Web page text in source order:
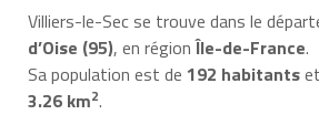
Villiers-le-Sec se trouve dans le
d’Oise (95), en régionÎle-de-France.
Sa population est de 192 habitantset
3.26 km2.